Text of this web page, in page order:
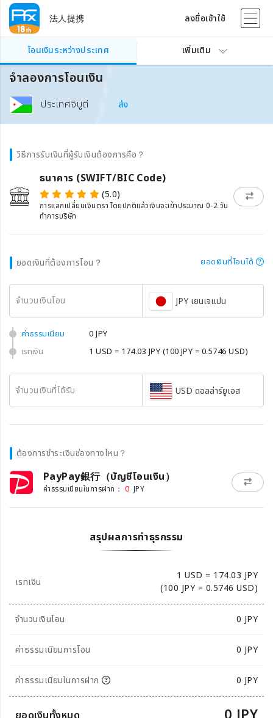
法人提携 ลงชื่อเข้าใช้
โอนเงินระหว่างประเทศ เพิ่มเติม
จำลองการโอนเงิน
ประเทศจิบูตี ส่ง
วิธีการรับเงินที่ผู้รับเงินต้องการคือ？
ธนาคาร (SWIFT/BIC Code)
(5.0)
การแลกเปลี่ยนเงินตรา โดยปกติแล้วเงินจะเข้าประมาณ 0-2 วัน
ทำการบริษัท
ยอดเงินที่ต้องการโอน？ ยอดเงินที่โอนได้
จำนวนเงินโอน JPY เยนเจแปน
ค่าธรรมเนียม
0 JPY
เรทเงิน
1 USD = 174.03 JPY (100 JPY = 0.5746 USD)
จำนวนเงินที่ได้รับ USD ดอลล่าร์ยูเอส
ต้องการชำระเงินช่องทางไหน？
PayPay銀行（บัญชีโอนเงิน）
ค่าธรรมเนียมในการฝาก： 0 JPY
สรุปผลการทำธุรกรรม
เรทเงิน
1 USD = 174.03 JPY
(100 JPY = 0.5746 USD)
จำนวนเงินโอน 0 JPY
ค่าธรรมเนียมการโอน 0 JPY
ค่าธรรมเนียมในการฝาก 0 JPY